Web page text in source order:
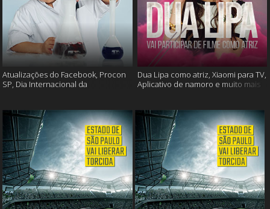
Atualizações do Facebook, Procon
SP, Dia Internacional da
Dua Lipa como atriz, Xiaomi para TV,
Aplicativo de namoro e muito mais